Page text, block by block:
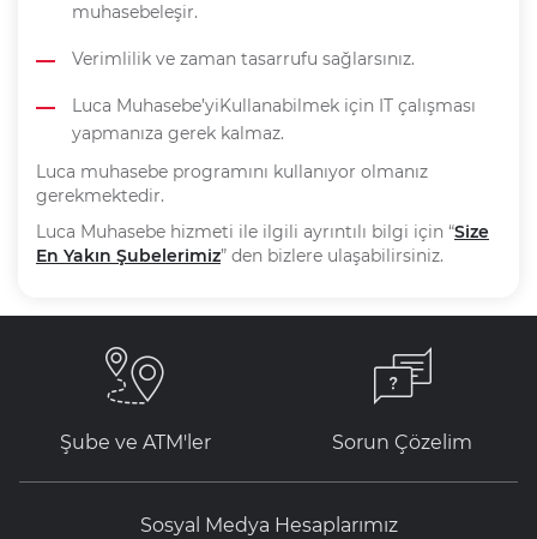
muhasebeleşir.
Verimlilik ve zaman tasarrufu sağlarsınız.
Luca Muhasebe’yiKullanabilmek için IT çalışması
yapmanıza gerek kalmaz.
Luca muhasebe programını kullanıyor olmanız
gerekmektedir.
Luca Muhasebe hizmeti ile ilgili ayrıntılı bilgi için “Size
En Yakın Şubelerimiz” den bizlere ulaşabilirsiniz.
Şube ve ATM'ler Sorun Çözelim
Sosyal Medya Hesaplarımız